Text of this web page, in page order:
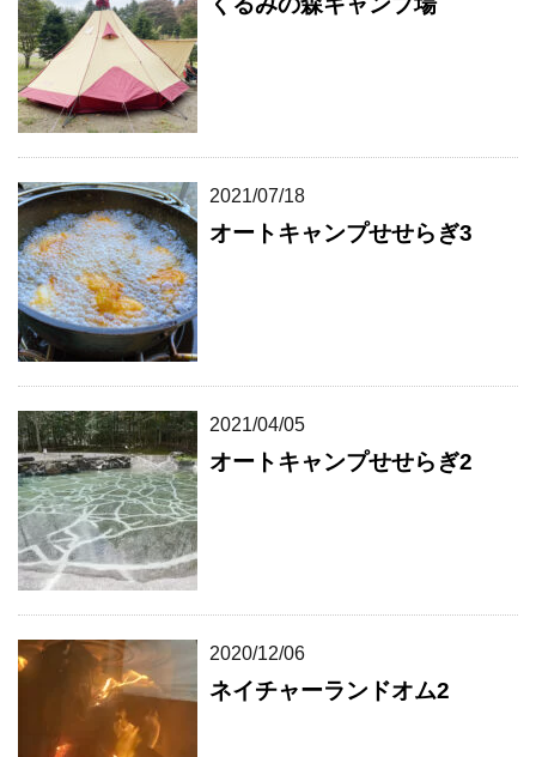
2021/07/18
オートキャンプせせらぎ3
2021/04/05
オートキャンプせせらぎ2
2020/12/06
ネイチャーランドオム2